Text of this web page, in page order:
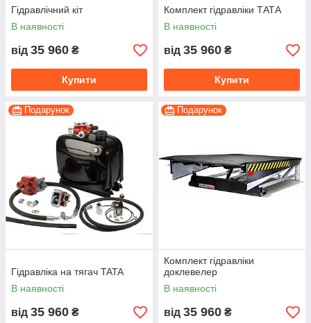
Гідравлічний кіт
В наявності
від 35 960 ₴
Купити
Комплект гідравліки ТАТА
В наявності
від 35 960 ₴
Купити
Подарунок
Гідравліка на тягач TATA
В наявності
від 35 960 ₴
Подарунок
Комплект гідравліки
доклевелер
В наявності
від 35 960 ₴